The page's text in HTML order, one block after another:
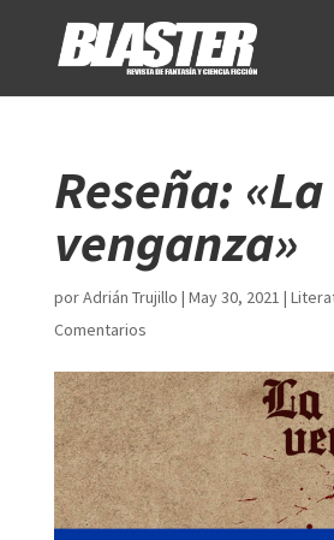
Reseña:
venganza»
porAdrián Trujillo | May 30, 2021 |
Comentarios